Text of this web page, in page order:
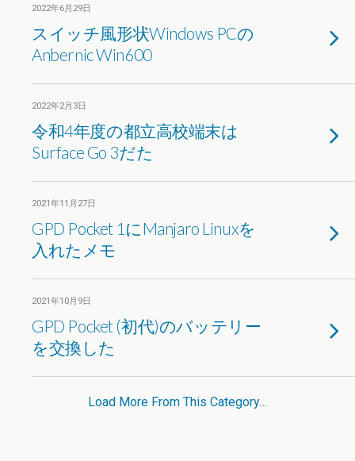
2022年6月29日
スイッチ風形状Windows PCの
Anbernic Win600
2022年2月3日
令和4年度の都立高校端末は
Surface Go 3だた
2021年11月27日
GPD Pocket 1にManjaro Linuxを
入れたメモ
2021年10月9日
GPD Pocket (初代)のバッテリー
を交換した
Load More From This Category…